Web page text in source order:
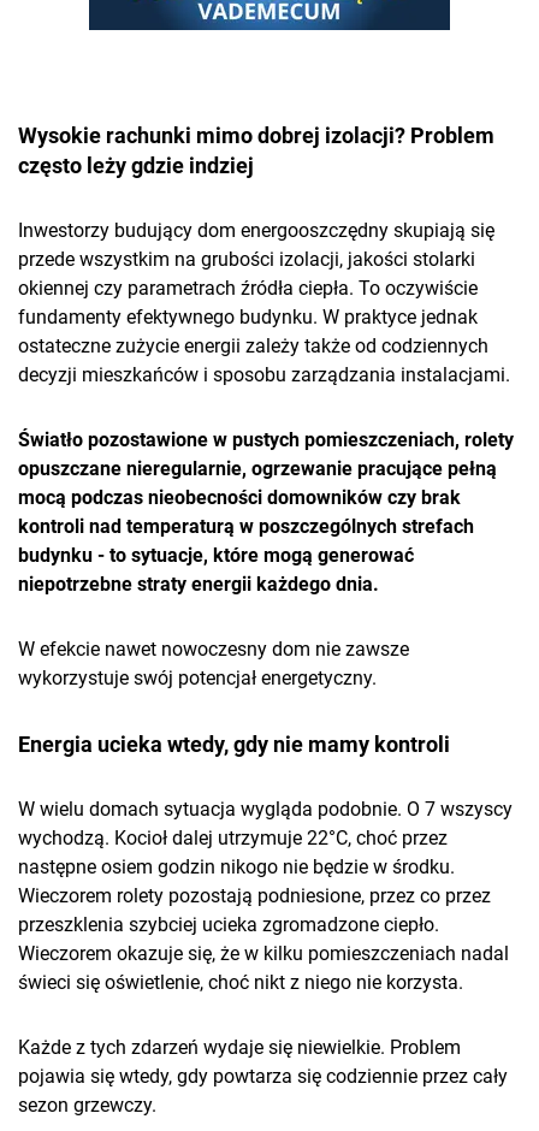
Wysokie rachunki mimo dobrej izolacji? Problem
często leży gdzie indziej
Inwestorzy budujący dom energooszczędny skupiają się
przede wszystkim na grubości izolacji, jakości stolarki
okiennej czy parametrach źródła ciepła. To oczywiście
fundamenty efektywnego budynku. W praktyce jednak
ostateczne zużycie energii zależy także od codziennych
decyzji mieszkańców i sposobu zarządzania instalacjami.
Światło pozostawione w pustych pomieszczeniach, rolety
opuszczane nieregularnie, ogrzewanie pracujące pełną
mocą podczas nieobecności domowników czy brak
kontroli nad temperaturą w poszczególnych strefach
budynku - to sytuacje, które mogą generować
niepotrzebne straty energii każdego dnia.
W efekcie nawet nowoczesny dom nie zawsze
wykorzystuje swój potencjał energetyczny.
Energia ucieka wtedy, gdy nie mamy kontroli
W wielu domach sytuacja wygląda podobnie. O 7 wszyscy
wychodzą. Kocioł dalej utrzymuje 22°C, choć przez
następne osiem godzin nikogo nie będzie w środku.
Wieczorem rolety pozostają podniesione, przez co przez
przeszklenia szybciej ucieka zgromadzone ciepło.
Wieczorem okazuje się, że w kilku pomieszczeniach nadal
świeci się oświetlenie, choć nikt z niego nie korzysta.
Każde z tych zdarzeń wydaje się niewielkie. Problem
pojawia się wtedy, gdy powtarza się codziennie przez cały
sezon grzewczy.